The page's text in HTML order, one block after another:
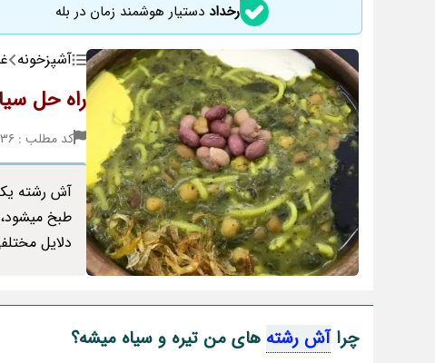
رخداد دستیار هوشمند زمان در بله
آشپزخونه
راه حل
کد مطلب : 86636
آش رشته
طبخ
دلایل
چراآش رشته های من تیره و سیاه میشه؟